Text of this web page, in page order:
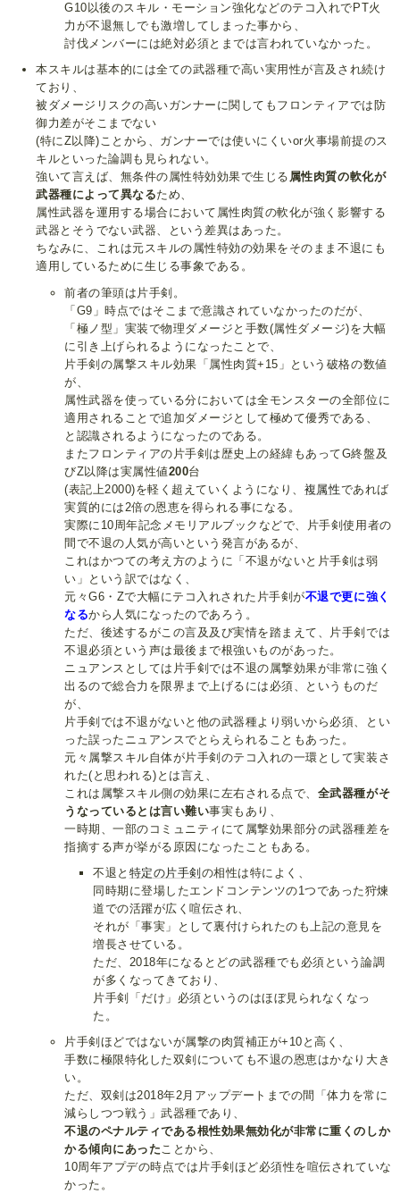
G10以後のスキル・モーション強化などのテコ入れでPT火
力が不退無しでも激増してしまった事から、
討伐メンバーには絶対必須とまでは言われていなかった。
本スキルは基本的には全ての武器種で高い実用性が言及され続け
ており、
被ダメージリスクの高いガンナーに関してもフロンティアでは防
御力差がそこまでない
(特にZ以降)ことから、ガンナーでは使いにくいor火事場前提のス
キルといった論調も見られない。
強いて言えば、無条件の属性特効効果で生じる 属性肉質の軟化が
武器種によって異なるため、
属性武器を運用する場合において属性肉質の軟化が強く影響する
武器とそうでない武器、という差異はあった。
ちなみに、これは元スキルの属性特効の効果をそのまま不退にも
適用しているために生じる事象である。
前者の筆頭は片手剣。
「G9」時点ではそこまで意識されていなかったのだが、
「極ノ型」実装で物理ダメージと手数(属性ダメージ)を大幅
に引き上げられるようになったことで、
片手剣の属撃スキル効果「属性肉質+15」という破格の数値
が、
属性武器を使っている分においては全モンスターの全部位に
適用されることで追加ダメージとして極めて優秀である、
と認識されるようになったのである。
またフロンティアの片手剣は歴史上の経緯もあってG終盤及
びZ以降は実属性値200台
(表記上2000)を軽く超えていくようになり、 複属性であれば
実質的には2倍の恩恵を得られる事になる。
実際に10周年記念メモリアルブックなどで、片手剣使用者の
間で不退の人気が高いという発言があるが、
これはかつての考え方のように「不退がないと片手剣は弱
い」という訳ではなく、
元々G6・Zで大幅にテコ入れされた片手剣が不退で更に強く
なるから人気になったのであろう。
ただ、後述するがこの言及及び実情を踏まえて、片手剣では
不退必須という声は最後まで根強いものがあった。
ニュアンスとしては片手剣では不退の属撃効果が非常に強く
出るので総合力を限界まで上げるには必須、というものだ
が、
片手剣では不退がないと他の武器種より弱いから必須、とい
った誤ったニュアンスでとらえられることもあった。
元々属撃スキル自体が片手剣のテコ入れの一環として実装さ
れた(と思われる)とは言え、
これは属撃スキル側の効果に左右される点で、 全武器種がそ
うなっているとは言い難い事実もあり、
一時期、一部のコミュニティにて属撃効果部分の武器種差を
指摘する声が挙がる原因になったこともある。
不退と 特定の片手剣の相性は特によく、
同時期に登場したエンドコンテンツの1つであった狩煉
道での活躍が広く喧伝され、
それが「事実」として裏付けられたのも上記の意見を
増長させている。
ただ、2018年になるとどの武器種でも必須という論調
が多くなってきており、
片手剣「だけ」必須というのはほぼ見られなくなっ
た。
片手剣ほどではないが属撃の肉質補正が+10と高く、
手数に極限特化した双剣についても不退の恩恵はかなり大き
い。
ただ、双剣は2018年2月アップデートまでの間「体力を常に
減らしつつ戦う」武器種であり、
不退のペナルティである根性効果無効化が非常に重くのしか
かる傾向にあった ことから、
10周年アプデの時点では片手剣ほど必須性を喧伝されていな
かった。